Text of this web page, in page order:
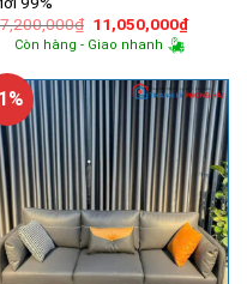
₫ Giá
gốc
là:
11,050,000₫Giá
hiện
Còn hàng - Giao nhanh